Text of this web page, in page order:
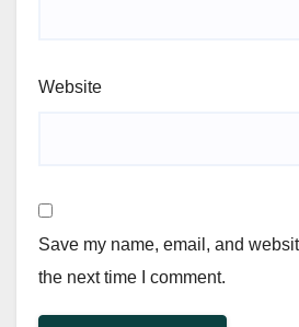
Website
Save my name, email, and
the next time I comment.